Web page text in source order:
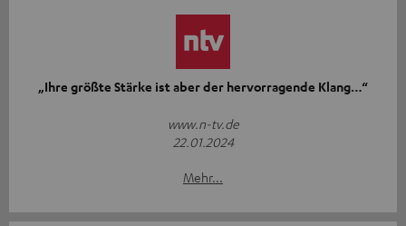
„Ihre größte Stärke ist aber der hervorragende Klang…“
www.n-tv.de
22.01.2024
Mehr...